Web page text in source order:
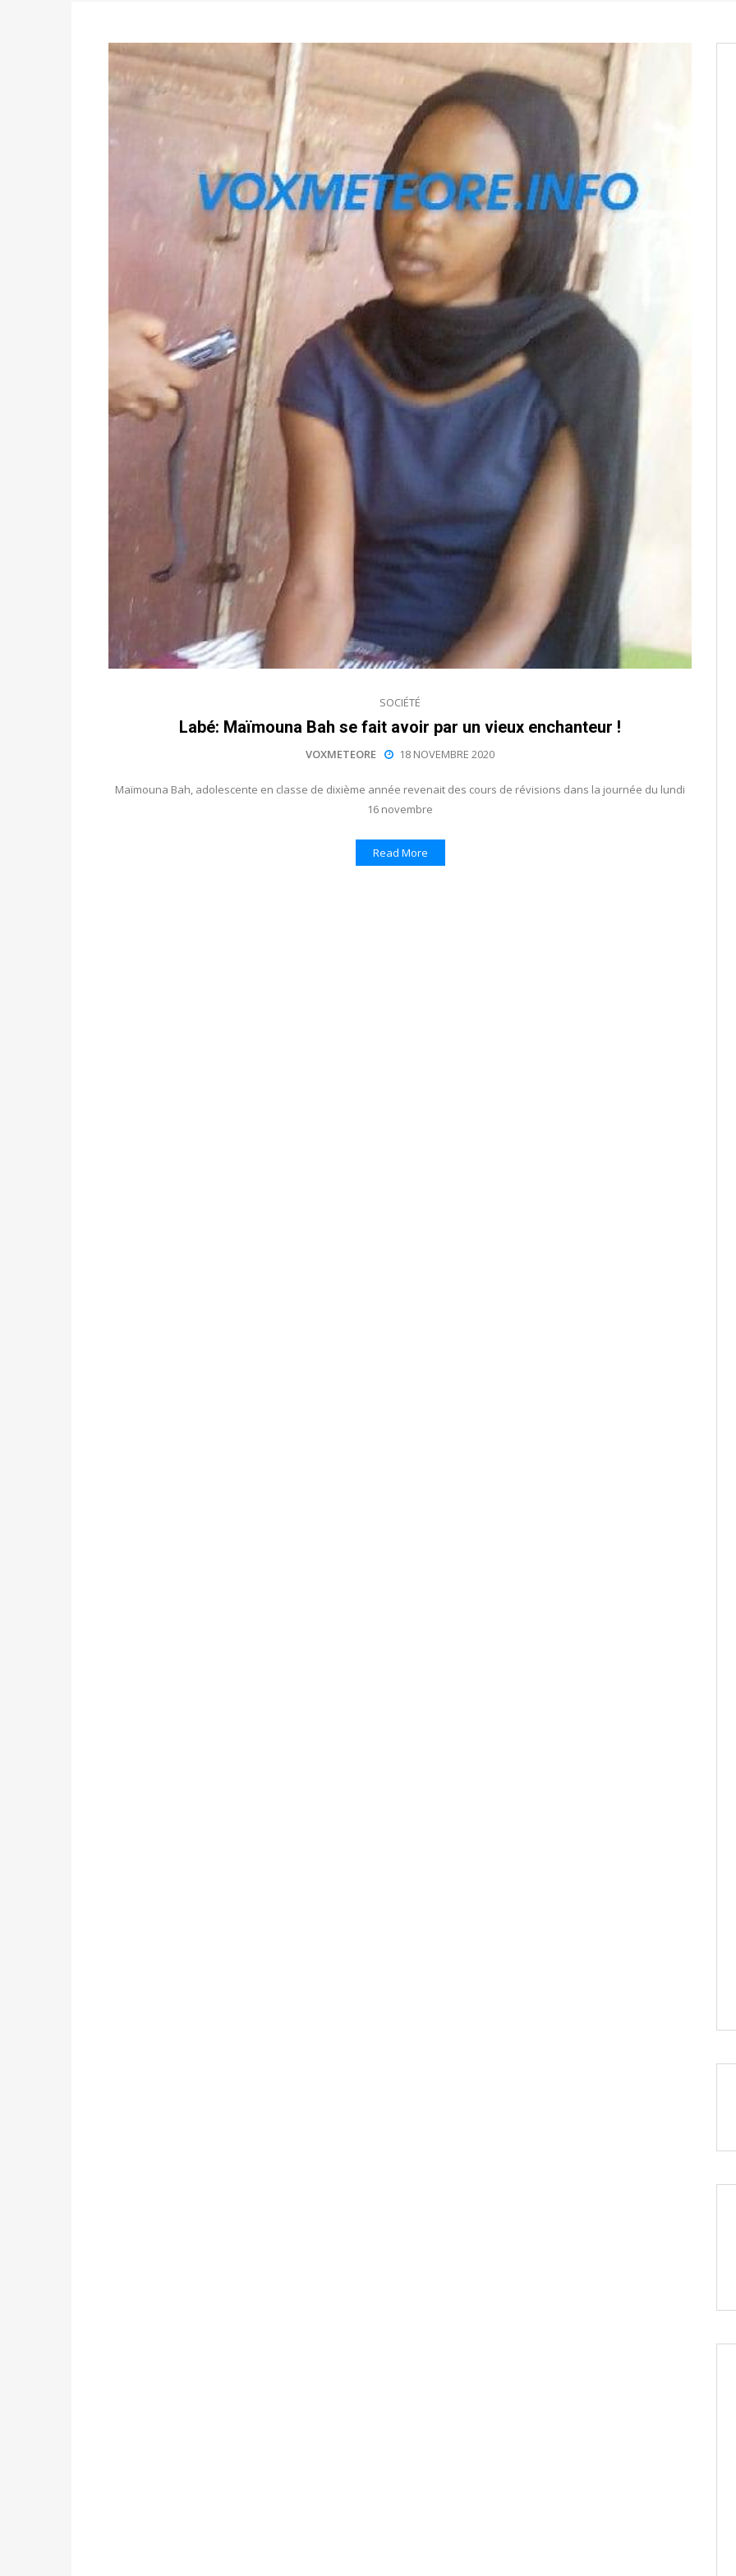
Politique-Délégués de bureaux de vote : vos informations à transmettre
avant le 16 mai 2026 à 16h
Proclamation des résultats globaux provisoires et des
statistiques des législatives et communales : ce 4 juin à 18h
Politique-Suite de la publication des résultats partiels des élections de mai
ce 03 juin à 14h
Politique -Suite de la publication des résultats partiels des élections de mai
– mardi 02 juin à 17h
SOCIÉTÉ
Labé: Maïmouna Bah se fait avoir par un vieux enchanteur !
VOXMETEORE 18 NOVEMBRE 2020
Maïmouna Bah, adolescente en classe de dixième année revenait des cours de révisions dans la journée du lundi
16 novembre
Read More